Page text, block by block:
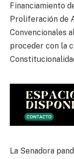
Financiamiento
Proliferación de
Convencionales
proceder con la
La Senadora